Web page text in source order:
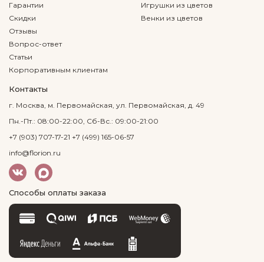
Гарантии
Скидки
Отзывы
Вопрос-ответ
Статьи
Корпоративным клиентам
Игрушки из цветов
Венки из цветов
Контакты
г. Москва, м. Первомайская, ул. Первомайская, д. 49
Пн.-Пт.: 08:00-22:00, Сб-Вс.: 09:00-21:00
+7 (903) 707-17-21 +7 (499) 165-06-57
info@florion.ru
Способы оплаты заказа